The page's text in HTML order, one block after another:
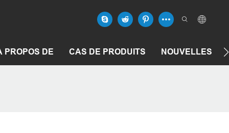
PROPOS DE CAS DE PRODUITS NOUVELLES